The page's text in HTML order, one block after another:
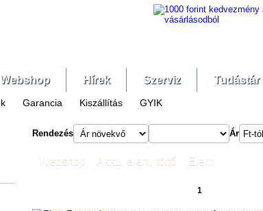
Webshop Hírek Szerviz Tudástár
Garancia Kiszállítás GYIK
Rendezés Ár
Webshop Akku, elem, töltő Elem
1